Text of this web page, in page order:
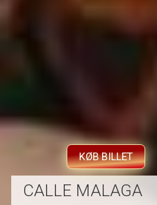
BEST AND LAST
KØB BILLET